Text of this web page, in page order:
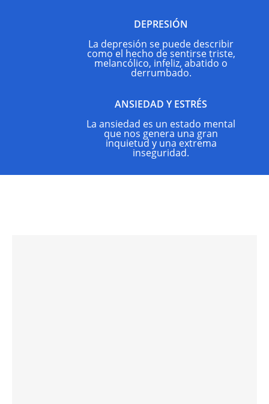
DEPRESIÓN
La depresión se puede describir
como el hecho de sentirse triste,
melancólico, infeliz, abatido o
derrumbado.
ANSIEDAD Y ESTRÉS
La ansiedad es un estado mental
que nos genera una gran
inquietud y una extrema
inseguridad.